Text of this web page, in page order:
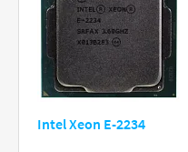
Intel Xeon E-2234